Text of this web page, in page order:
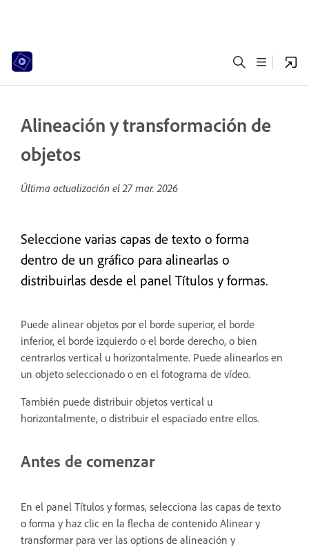
Alineación y transformación de
objetos
Última actualización el27 mar. 2026
Seleccione varias capas de texto o forma
dentro de un gráfico para alinearlas o
distribuirlas desde el panel Títulos y formas.
Puede alinear objetos por el borde superior, el borde
inferior, el borde izquierdo o el borde derecho, o bien
centrarlos vertical u horizontalmente. Puede alinearlos en
un objeto seleccionado o en el fotograma de vídeo.
También puede distribuir objetos vertical u
horizontalmente, o distribuir el espaciado entre ellos.
Antes de comenzar
En el panel Títulos y formas, selecciona las capas de texto
o forma y haz clic en la flecha de contenido Alinear y
transformar para ver las options de alineación y